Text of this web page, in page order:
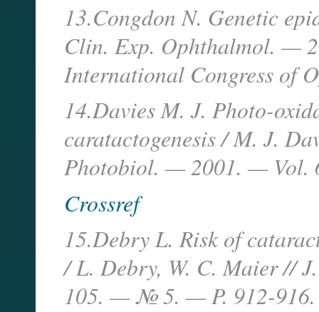
13.Congdon N. Genetic
Clin. Exp. Ophthalmol. —
International Congress of
14.Davies M. J. Photo-
caratactogenesis / M. J.
Photobiol. — 2001. — Vol.
Crossref
15.Debry L. Risk of
/ L. Debry, W. C. Maier //
105. — № 5. — P. 912-916.